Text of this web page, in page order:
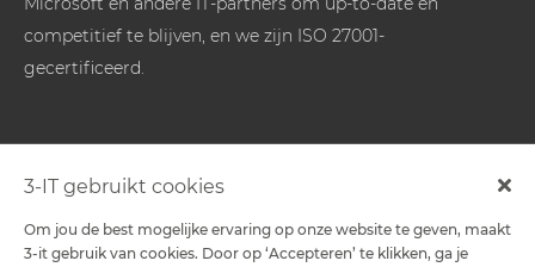
3-IT gebruikt cookies
Om jou de best mogelijke ervaring op onze website te geven, maakt
3-it gebruik van cookies. Door op ‘Accepteren’ te klikken, ga je
competitief te blijven, en we zijn ISO 27001-
gecertificeerd.
-